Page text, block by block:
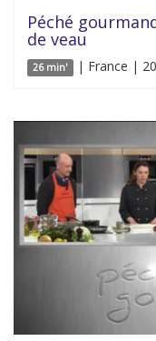
Péché
de veau
26 min' | France |